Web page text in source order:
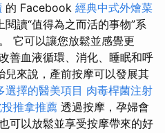
的 Facebook 經典中式外燴菜
閱讀“值得為之而活的事物”系
它可以讓您放鬆並感覺更
善血液循環、消化、睡眠和呼
兒來說，產前按摩可以發展其
選擇的醫美項目 肉毒桿菌注射
推拿推薦 透過按摩，孕婦會
可以放鬆並享受按摩帶來的好